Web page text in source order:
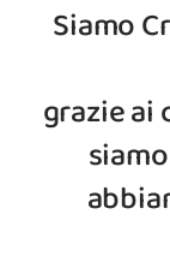
Siamo
grazie ai